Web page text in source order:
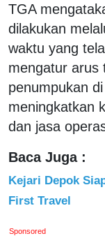
TGA
dilakukan
waktu yang
mengatur arus
penumpukan
meningkatkan
dan jasa
Baca Juga :
Kejari Depok
First Travel
Sponsored